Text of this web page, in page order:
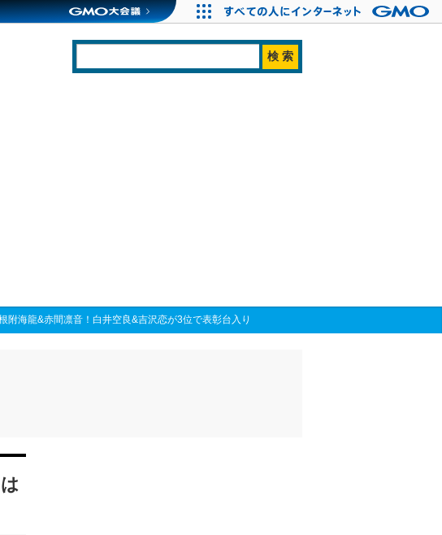
附海龍&赤間凛音！白井空良&吉沢恋が3位で表彰台入り